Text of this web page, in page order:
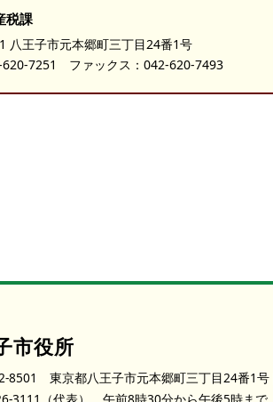
税課
八王子市元本郷町三丁目24番1号
7251 ファックス：042-620-7493
市役所
8501 東京都八王子市元本郷町三丁目24番1号